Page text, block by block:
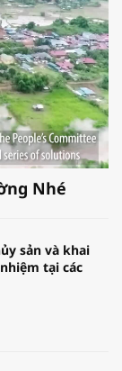
Nhé
sản và khai
tại các